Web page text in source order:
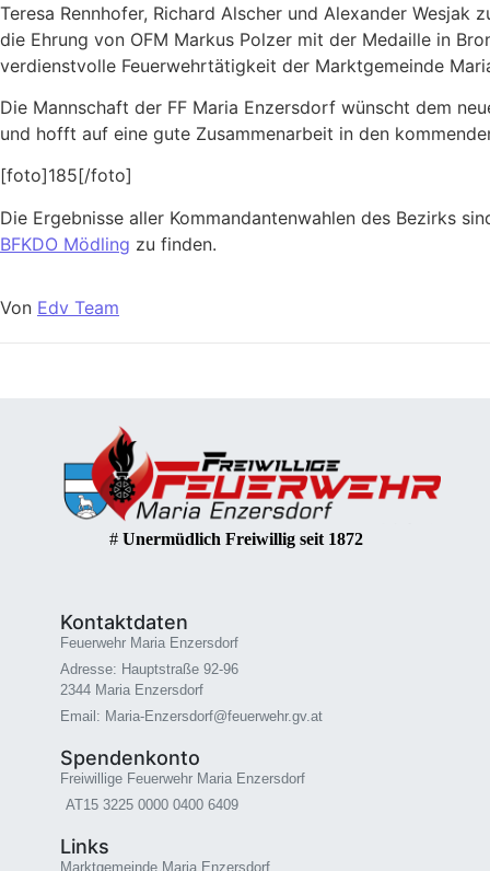
Teresa Rennhofer, Richard Alscher und Alexander Wesjak
die Ehrung von OFM Markus Polzer mit der Medaille in
verdienstvolle Feuerwehrtätigkeit der Marktgemeinde
Die Mannschaft der FF Maria Enzersdorf wünscht dem
und hofft auf eine gute Zusammenarbeit in den
[foto]185[/foto]
Die Ergebnisse aller Kommandantenwahlen des Bezirks
BFKDO Mödling zu finden.
Von Edv Team
# Unermüdlich Freiwillig seit 1872
Kontaktdaten
Feuerwehr Maria Enzersdorf
Adresse: Hauptstraße 92-96
2344 Maria Enzersdorf
Email: Maria-Enzersdorf@feuerwehr.gv.at
Spendenkonto
Freiwillige Feuerwehr Maria Enzersdorf
AT15 3225 0000 0400 6409
Links
Marktgemeinde Maria Enzersdorf